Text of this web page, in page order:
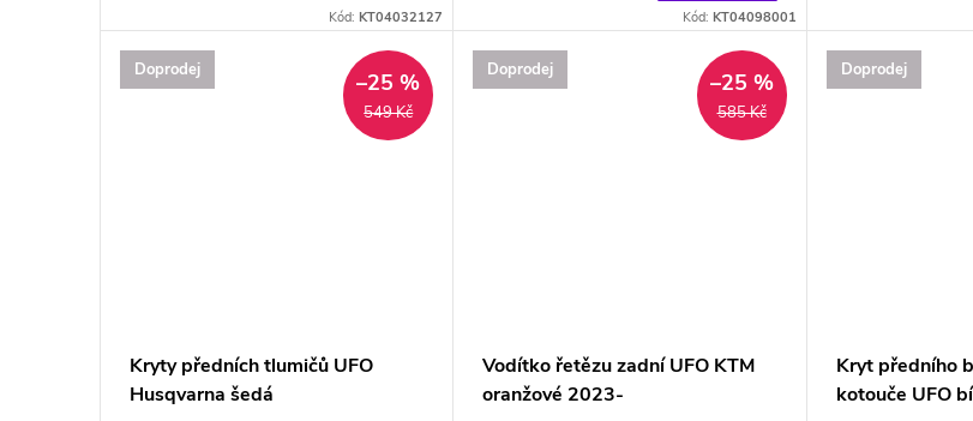
Kód:KT04032127 Kód: KT04098001
Doprodej
549 Kč
–25 %
Kryty předních tlumičů UFO
Husqvarna šedá
Doprodej
585 Kč
–25 %
Vodítko řetězu zadní UFO KTM
oranžové 2023-
Doprodej
Kryt předního
kotouče UFO